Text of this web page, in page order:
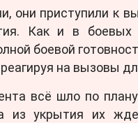
они приступили к
Как и в боевых
боевой
на вызовы
всё шло по
из укрытия их